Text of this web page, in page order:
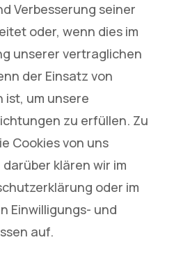
Verbesserung seiner
oder, wenn dies im
unserer vertraglichen
der Einsatz von
ist, um unsere
zu erfüllen. Zu
Cookies von uns
klären wir im
oder im
Einwilligungs- und
auf.